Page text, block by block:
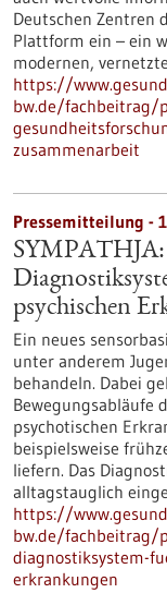
Deutschen Zentren
Plattform ein – ein
modernen,
https://
bw.de/fachbeitrag/
zusammenarbeit
Pressemitteilung -
SYMPATHJA:
psychischen
Ein neues
unter anderem
behandeln. Dabei
Bewegungsabläufe
psychotischen
beispielsweise
liefern. Das
alltagstauglich
https://
bw.de/fachbeitrag/
diagnostiksystem-
erkrankungen